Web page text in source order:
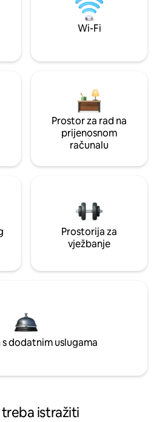
Wi-Fi
Prostor za rad na
prijenosnom
računalu
Prostorija za
vježbanje
dodatnim uslugama
istražiti